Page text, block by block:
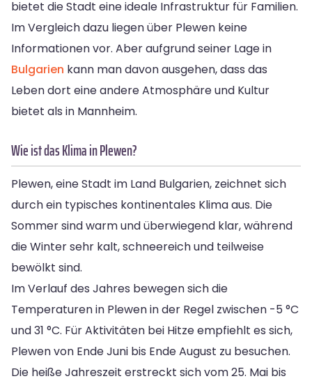
bietet die Stadt eine ideale Infrastruktur für Familien.
Im Vergleich dazu liegen über Plewen keine
Informationen vor. Aber aufgrund seiner Lage in
Bulgarien kann man davon ausgehen, dass das
Leben dort eine andere Atmosphäre und Kultur
bietet als in Mannheim.
Wie ist das Klima in Plewen?
Plewen, eine Stadt im Land Bulgarien, zeichnet sich
durch ein typisches kontinentales Klima aus. Die
Sommer sind warm und überwiegend klar, während
die Winter sehr kalt, schneereich und teilweise
bewölkt sind.
Im Verlauf des Jahres bewegen sich die
Temperaturen in Plewen in der Regel zwischen -5 °C
und 31 °C. Für Aktivitäten bei Hitze empfiehlt es sich,
Plewen von Ende Juni bis Ende August zu besuchen.
Die heiße Jahreszeit erstreckt sich vom 25. Mai bis